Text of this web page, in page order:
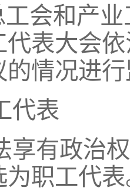
会和产
表大会
情况进
代表
享有政治
职工代